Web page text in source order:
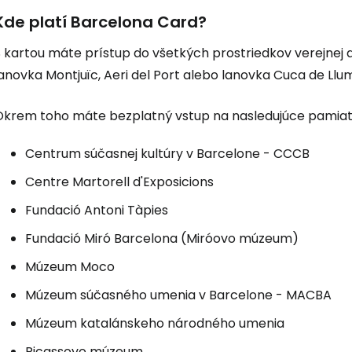
platí Barcelona Card?
kartou máte prístup do všetkých prostriedkov verejnej
Montjuïc, Aeri del Port alebo lanovka Cuca de
toho máte bezplatný vstup na nasledujúce
Centrum súčasnej kultúry v Barcelone - CCCB
Centre Martorell d'Exposicions
Fundació Antoni Tàpies
Fundació Miró Barcelona (Miróovo múzeum)
Múzeum Moco
Múzeum súčasného umenia v Barcelone - MACBA
Múzeum katalánskeho národného umenia
Prihláste
Cestee
... celosvetovej komunity